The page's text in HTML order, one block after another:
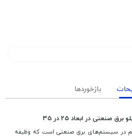
بازخوردها
صنعتی در ابعاد 25 در 35
در سیستم‌های برق صنعتی است که وظیفه